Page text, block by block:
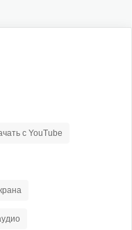
с YouTube